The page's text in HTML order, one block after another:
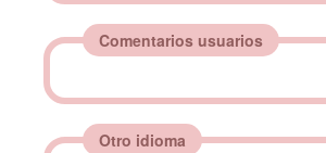
Comentarios usuarios
Otro idioma